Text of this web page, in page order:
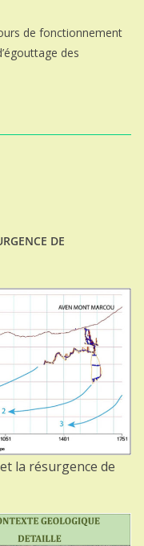
de fonctionnement
des
DE
la résurgence de